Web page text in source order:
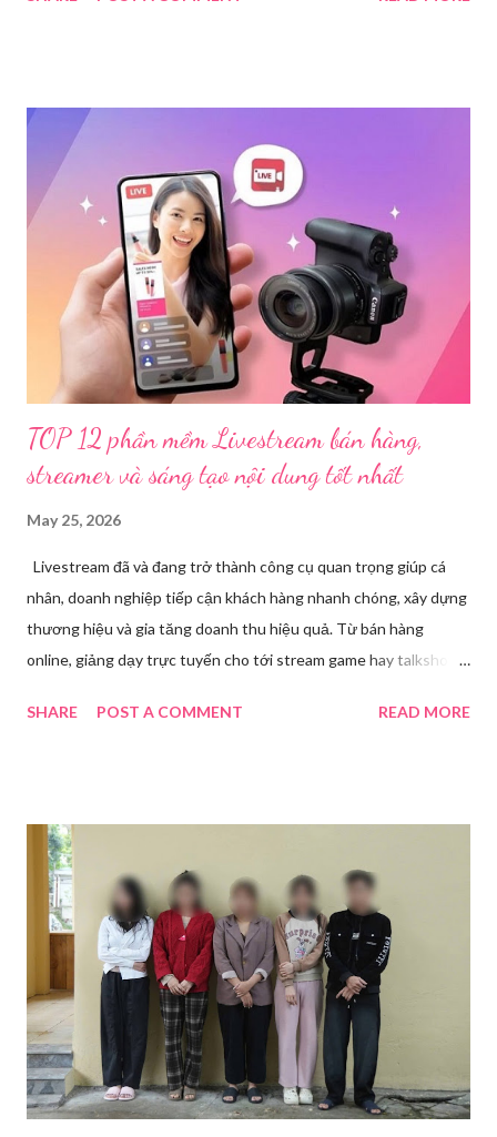
Bị Các Thiết Bị Cần Thiết Khi Livestream Bằng Máy Ảnh
Thanh 1.1.1. Thân máy ảnh (Body máy
ảnh): Chọn máy ảnh có chất lượng ...
TOP 12 phần mềm Livestream bán hàng,
streamer và sáng tạo nội dung tốt nhất
May 25, 2026
Livestream đã và đang trở thành công cụ quan trọng giúp cá
nhân, doanh nghiệp tiếp cận khách hàng nhanh chóng, xây dựng
thương hiệu và gia tăng doanh thu hiệu quả. Từ bán hàng
online, giảng dạy trực tuyến cho tới stream game hay talkshow,
Trong bài viết dưới đây, chúng tôi sẽ giới thiệu chi tiết 12 công
mạng xã hội hoặc website theo thời gian thực. Để thực hiện
được điều này, người dùng cần đến sự hỗ trợ của những công cụ
chuyên biệt giúp xử lý hình ảnh, âm thanh, hiệu ứng và kết nối ổn
định. Những công cụ hỗ trợ livestream chuyên biệt Hiện nay,
phần mềm Livestream không chỉ phục vụ streamer hay game thủ
mà còn là trợ thủ đắc lực cho nhà bán hàng online, giáo viên,
doanh nghiệp, nhà sáng tạo nội dung. Việc lựa chọn đúng phần
mềm sẽ giúp bu...
SHARE POST A COMMENT READ MORE